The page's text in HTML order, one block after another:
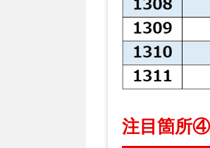
注目箇所④